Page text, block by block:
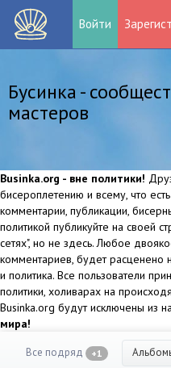
Войти
Бусинка -
мастеров
Businka.org - вне политики!
бисероплетению и всему, что
комментарии, публикации,
политикой публикуйте на своей
сетях", но не здесь. Любое
комментариев, будет расценено
и политика. Все пользователи
политики, холиварах на
Businka.org будут исключены из
мира!
Все подряд +1